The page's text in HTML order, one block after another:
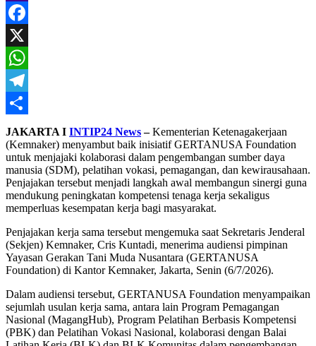
Yahoo
Mail
Facebook
X
WhatsApp
Telegram
Share
JAKARTA I INTIP24 News–Kementerian Ketenagakerjaan
(Kemnaker) menyambut baik inisiatif GERTANUSA Foundation
untuk menjajaki kolaborasi dalam pengembangan sumber daya
manusia (SDM), pelatihan vokasi, pemagangan, dan kewirausahaan.
Penjajakan tersebut menjadi langkah awal membangun sinergi guna
mendukung peningkatan kompetensi tenaga kerja sekaligus
memperluas kesempatan kerja bagi masyarakat.
Penjajakan kerja sama tersebut mengemuka saat Sekretaris Jenderal
(Sekjen) Kemnaker, Cris Kuntadi, menerima audiensi pimpinan
Yayasan Gerakan Tani Muda Nusantara (GERTANUSA
Foundation) di Kantor Kemnaker, Jakarta, Senin (6/7/2026).
Dalam audiensi tersebut, GERTANUSA Foundation menyampaikan
sejumlah usulan kerja sama, antara lain Program Pemagangan
Nasional (MagangHub), Program Pelatihan Berbasis Kompetensi
(PBK) dan Pelatihan Vokasi Nasional, kolaborasi dengan Balai